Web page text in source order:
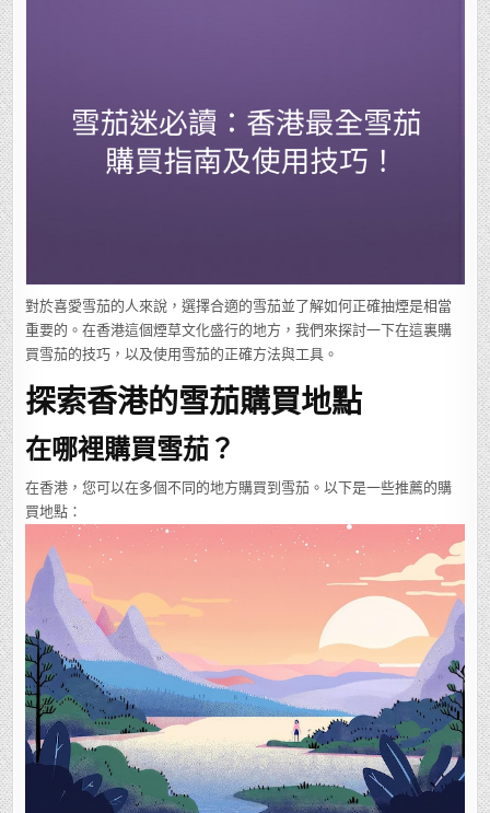
茄
購
買
指
南
及
對於喜愛雪茄的人來說，選擇合適的雪茄並了解如何正確抽煙是相當
重要的。在香港這個煙草文化盛行的地方，我們來探討一下在這裏購
買雪茄的技巧，以及使用雪茄的正確方法與工具。
探索香港的雪茄購買地點
在哪裡購買雪茄？
在香港，您可以在多個不同的地方購買到雪茄。以下是一些推薦的購
買地點：